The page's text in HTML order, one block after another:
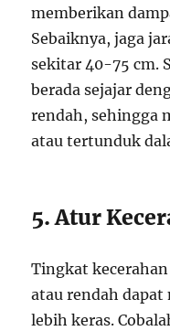
memberikan
Sebaiknya, jaga
sekitar 40-75 cm.
berada sejajar
rendah, sehingga
atau tertunduk
5. Atur
Tingkat
atau rendah dapat
lebih keras.